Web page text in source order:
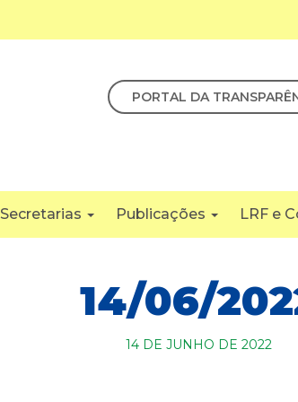
PORTAL DA
Secretarias Publicações LRF e
14/06/
14 DE JUNHO DE 2022